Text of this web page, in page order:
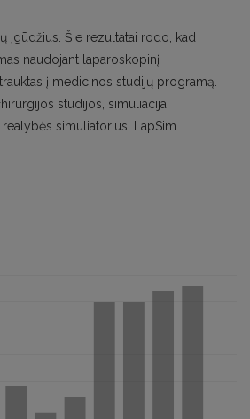
įgūdžius. Šie rezultatai rodo, kad
naudojant laparoskopinį
į medicinos studijų programą.
studijos, simuliacija,
simuliatorius, LapSim.